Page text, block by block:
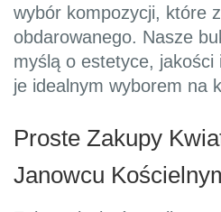
wybór kompozycji, które
obdarowanego. Nasze
myślą o estetyce, jakości
je idealnym wyborem na
Proste Zakupy
Janowcu